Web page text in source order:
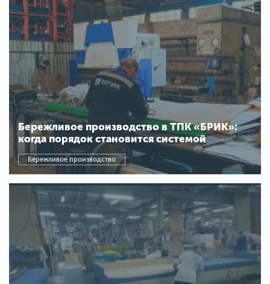
Бережливое производство в ТПК «БРИК»:
когда порядок становится системой
Бережливое производство